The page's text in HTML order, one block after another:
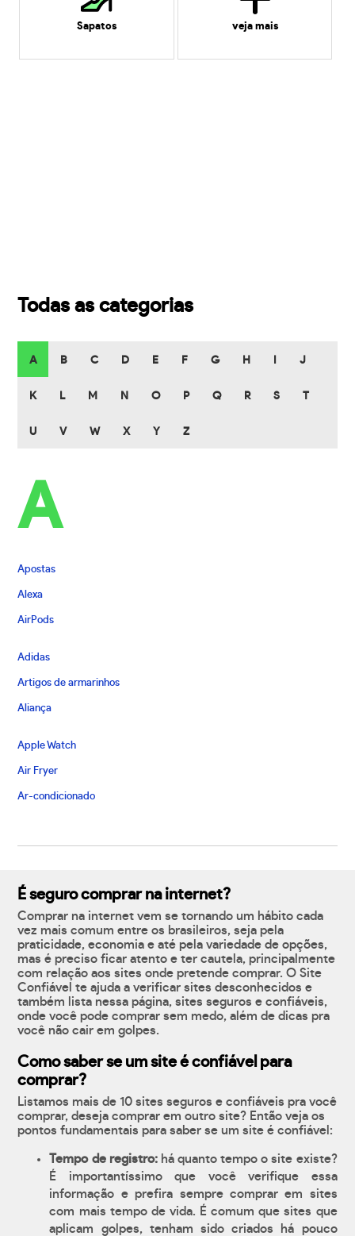
Sapatos veja mais
Todas as categorias
A B C D E F G H J
K L M N O P Q R S T
U V W X Y Z
A
Apostas
Alexa
AirPods
Adidas
Artigos de armarinhos
Aliança
Apple Watch
Air Fryer
Ar-condicionado
É seguro comprar na internet?
Comprar na internet vem se tornando um hábito cada
vez mais comum entre os brasileiros, seja pela
praticidade, economia e até pela variedade de opções,
mas é preciso ficar atento e ter cautela, principalmente
com relação aos sites onde pretende comprar. O Site
Confiável te ajuda a verificar sites desconhecidos e
também lista nessa página, sites seguros e confiáveis,
onde você pode comprar sem medo, além de dicas pra
você não cair em golpes.
Como saber se um site é confiável para
comprar?
Listamos mais de 10 sites seguros e confiáveis pra você
comprar, deseja comprar em outro site? Então veja os
pontos fundamentais para saber se um site é confiável:
Tempo de registro:há quanto tempo o site existe?
É importantíssimo que você verifique essa
informação e prefira sempre comprar em sites
com mais tempo de vida. É comum que sites que
aplicam golpes, tenham sido criados há pouco